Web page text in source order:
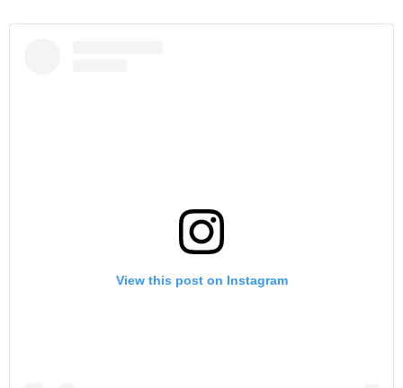
View this post on Instagram